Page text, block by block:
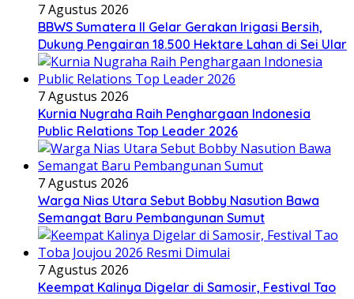
7 Agustus 2026
BBWS Sumatera II Gelar Gerakan Irigasi Bersih,
Dukung Pengairan 18.500 Hektare Lahan di Sei Ular
7 Agustus 2026
Kurnia Nugraha Raih Penghargaan Indonesia
Public Relations Top Leader 2026
7 Agustus 2026
Warga Nias Utara Sebut Bobby Nasution Bawa
Semangat Baru Pembangunan Sumut
7 Agustus 2026
Keempat Kalinya Digelar di Samosir, Festival Tao